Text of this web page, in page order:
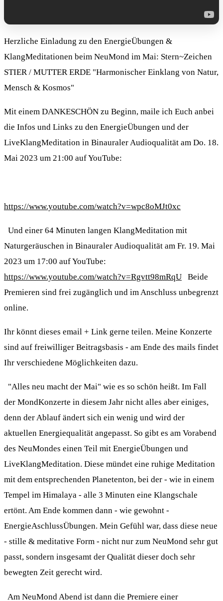
Herzliche Einladung zu den EnergieÜbungen &
KlangMeditationen beim NeuMond im Mai: Stern~Zeichen
STIER / MUTTER ERDE "Harmonischer Einklang von Natur,
Mensch & Kosmos"
Mit einem DANKESCHÖN zu Beginn, maile ich Euch anbei
die Infos und Links zu den EnergieÜbungen und der
LiveKlangMeditation in Binauraler Audioqualität am Do. 18.
Mai 2023 um 21:00 auf YouTube:
https://www.youtube.com/watch?v=wpc8oMJt0xc
Und einer 64 Minuten langen KlangMeditation mit
Naturgeräuschen in Binauraler Audioqualität am Fr. 19. Mai
2023 um 17:00 auf YouTube:
https://www.youtube.com/watch?v=Rgvtt98mRqU Beide
Premieren sind frei zugänglich und im Anschluss unbegrenzt
online.
Ihr könnt dieses email + Link gerne teilen. Meine Konzerte
sind auf freiwilliger Beitragsbasis - am Ende des mails findet
Ihr verschiedene Möglichkeiten dazu.
"Alles neu macht der Mai" wie es so schön heißt. Im Fall
der MondKonzerte in diesem Jahr nicht alles aber einiges,
denn der Ablauf ändert sich ein wenig und wird der
aktuellen Energiequalität angepasst. So gibt es am Vorabend
des NeuMondes einen Teil mit EnergieÜbungen und
LiveKlangMeditation. Diese mündet eine ruhige Meditation
mit dem entsprechenden Planetenton, bei der - wie in einem
Tempel im Himalaya - alle 3 Minuten eine Klangschale
ertönt. Am Ende kommen dann - wie gewohnt -
EnergieAschlussÜbungen. Mein Gefühl war, dass diese neue
- stille & meditative Form - nicht nur zum NeuMond sehr gut
passt, sondern insgesamt der Qualität dieser doch sehr
bewegten Zeit gerecht wird.
Am NeuMond Abend ist dann die Premiere einer